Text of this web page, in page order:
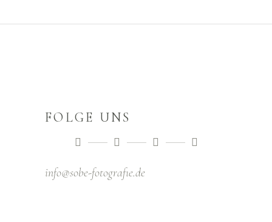
FOLGE UNS
info@sobe-fotografıe.de